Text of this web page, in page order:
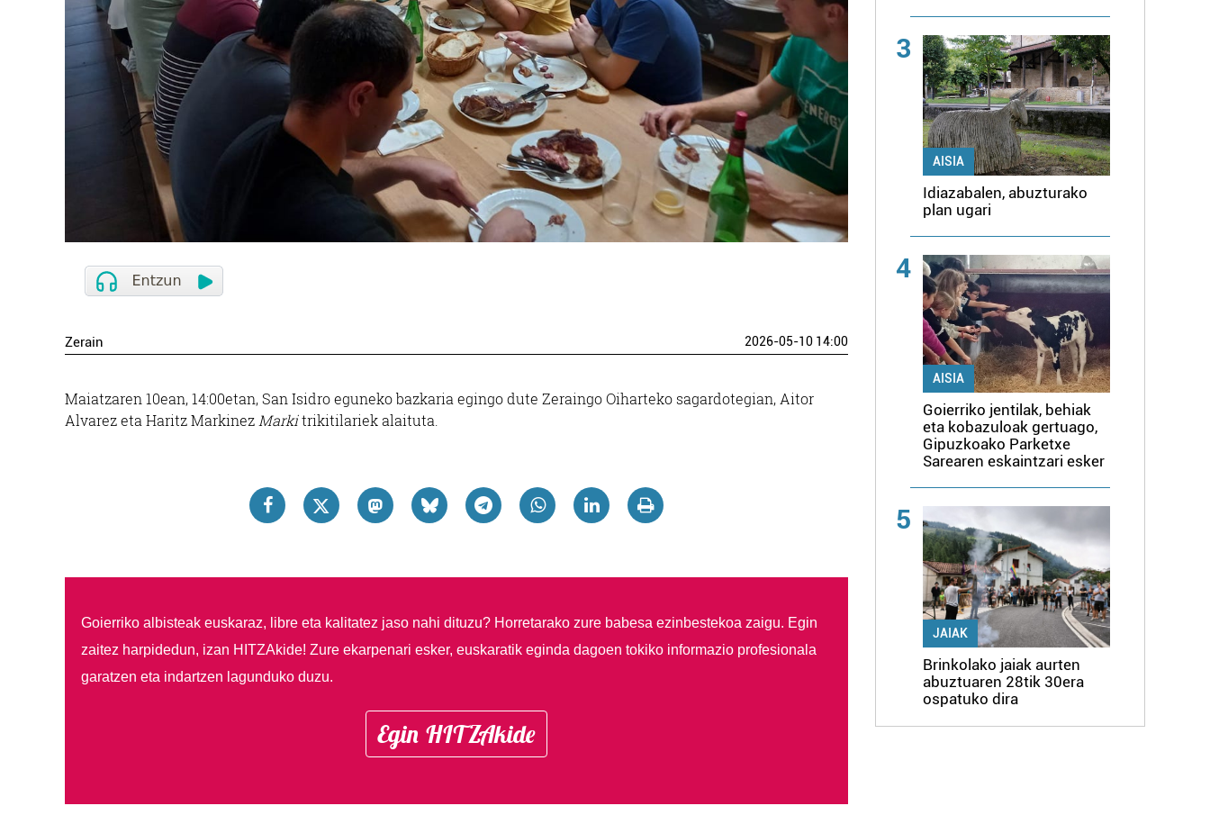
Zerain 2026-05-10 14:00
Maiatzaren 10ean, 14:00etan, San Isidro eguneko bazkaria egingo dute Zeraingo Oiharteko sagardotegian, Aitor
Alvarez eta Haritz Markinez Markitrikitilariek alaituta.
Goierriko albisteak euskaraz, libre eta kalitatez jaso nahi dituzu? Horretarako zure babesa ezinbestekoa zaigu. Egin
zaitez harpidedun, izan HITZAkide! Zure ekarpenari esker, euskaratik eginda dagoen tokiko informazio profesionala
garatzen eta indartzen lagunduko duzu.
Egin HITZAkide
3
AISIA
Idiazabalen, abuzturako
plan ugari
4
AISIA
Goierriko jentilak, behiak
eta kobazuloak gertuago,
Gipuzkoako Parketxe
Sarearen eskaintzari esker
5
JAIAK
Brinkolako jaiak aurten
abuztuaren 28tik 30era
ospatuko dira